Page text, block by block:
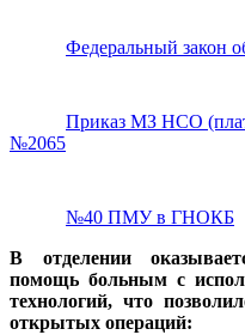
Федеральный закон
Приказ МЗ НСО
№2065
№40 ПМУ в ГНОКБ
В отделении
помощь больным с
технологий, что
открытых операций: